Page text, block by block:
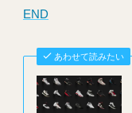
END
あわせて読みたい